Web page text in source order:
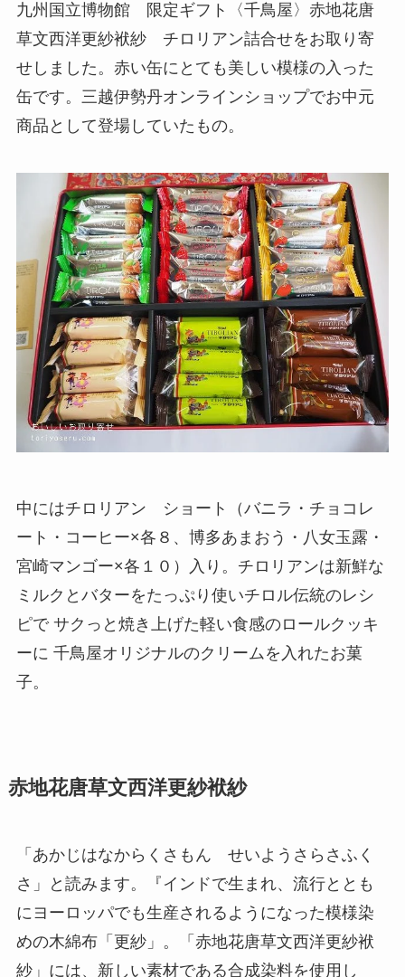
九州国立博物館 限定ギフト〈千鳥屋〉赤地花唐
草文西洋更紗袱紗 チロリアン詰合せをお取り寄
せしました。赤い缶にとても美しい模様の入った
缶です。三越伊勢丹オンラインショップでお中元
商品として登場していたもの。
中にはチロリアン ショート（バニラ・チョコレ
ート・コーヒー×各８、博多あまおう・八女玉露・
宮崎マンゴー×各１０）入り。チロリアンは新鮮な
ミルクとバターをたっぷり使いチロル伝統のレシ
ピで サクっと焼き上げた軽い食感のロールクッキ
ーに 千鳥屋オリジナルのクリームを入れたお菓
子。
赤地花唐草文西洋更紗袱紗
「あかじはなからくさもん せいようさらさふく
さ」と読みます。『インドで生まれ、流行ととも
にヨーロッパでも生産されるようになった模様染
めの木綿布「更紗」。「赤地花唐草文西洋更紗袱
紗」には、新しい素材である合成染料を使用し